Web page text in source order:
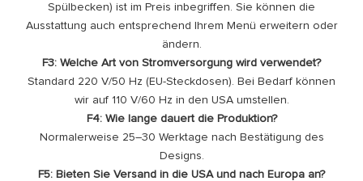
Spülbecken) ist im Preis inbegriffen. Sie können die
Ausstattung auch entsprechend Ihrem Menü erweitern oder
ändern.
F3: Welche Art von Stromversorgung wird verwendet?
Standard 220 V/50 Hz (EU-Steckdosen). Bei Bedarf können
wir auf 110 V/60 Hz in den USA umstellen.
F4: Wie lange dauert die Produktion?
Normalerweise 25–30 Werktage nach Bestätigung des
Designs.
F5: Bieten Sie Versand in die USA und nach Europa an?